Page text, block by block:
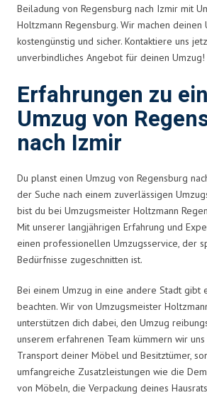
Beiladung von Regensburg nach Izmir mit
Holtzmann Regensburg. Wir machen deinen
kostengünstig und sicher. Kontaktiere uns
unverbindliches Angebot für deinen Umzug!
Erfahrungen zu
Umzug von
nach Izmir
Du planst einen Umzug von Regensburg
der Suche nach einem zuverlässigen
bist du bei Umzugsmeister Holtzmann
Mit unserer langjährigen Erfahrung und
einen professionellen Umzugsservice, der
Bedürfnisse zugeschnitten ist.
Bei einem Umzug in eine andere Stadt gibt
beachten. Wir von Umzugsmeister
unterstützen dich dabei, den Umzug
unserem erfahrenen Team kümmern wir
Transport deiner Möbel und Besitztümer,
umfangreiche Zusatzleistungen wie die
von Möbeln, die Verpackung deines